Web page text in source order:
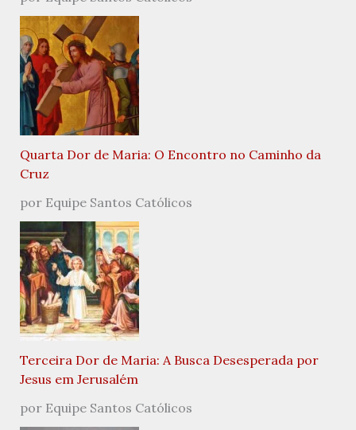
Quarta Dor de Maria: O Encontro no Caminho da
Cruz
por Equipe Santos Católicos
Terceira Dor de Maria: A Busca Desesperada por
Jesus em Jerusalém
por Equipe Santos Católicos